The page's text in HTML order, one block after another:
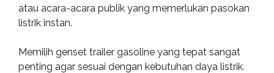
atau acara-acara publik yang memerlukan pasokan
listrik instan.
Memilih genset trailer gasoline yang tepat sangat
penting agar sesuai dengan kebutuhan daya listrik.